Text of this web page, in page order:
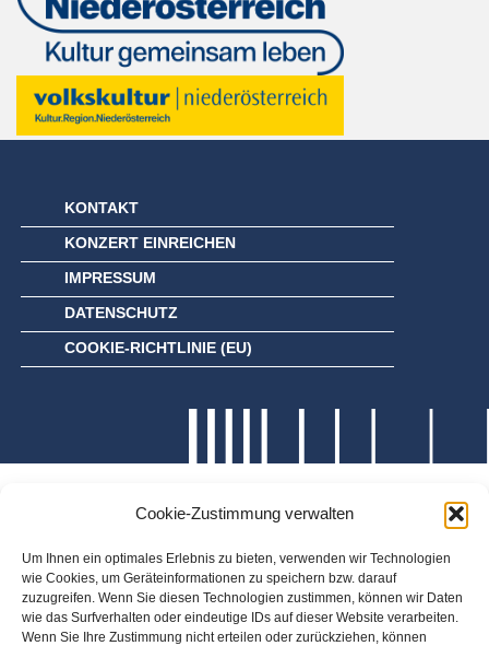
Cookie-Zustimmung verwalten
Um Ihnen ein optimales Erlebnis zu bieten, verwenden wir Technologien
wie Cookies, um Geräteinformationen zu speichern bzw. darauf
zuzugreifen. Wenn Sie diesen Technologien zustimmen, können wir Daten
wie das Surfverhalten oder eindeutige IDs auf dieser Website verarbeiten.
Wenn Sie Ihre Zustimmung nicht erteilen oder zurückziehen, können
KONTAKT
KONZERT EINREICHEN
IMPRESSUM
DATENSCHUTZ
COOKIE-RICHTLINIE (EU)